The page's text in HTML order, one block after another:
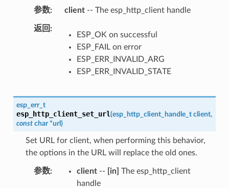
参数 client-- The esp_http_client handle
返回
ESP_OK on successful
ESP_FAIL on error
ESP_ERR_INVALID_ARG
ESP_ERR_INVALID_STATE
esp_err_t
esp_http_client_set_url(esp_http_client_handle_t client,
const char *url )
Set URL for client, when performing this behavior,
the options in the URL will replace the old ones.
参数 client-- [in] The esp_http_client
handle